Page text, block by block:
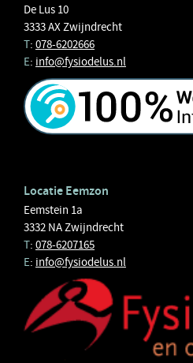
De Lus 10
3333 AX Zwijndrecht
T: 078-6202666
E: info@fysiodelus.nl
Locatie Eemzon
Eemstein 1a
3332 NA Zwijndrecht
T: 078-6207165
E: info@fysiodelus.nl